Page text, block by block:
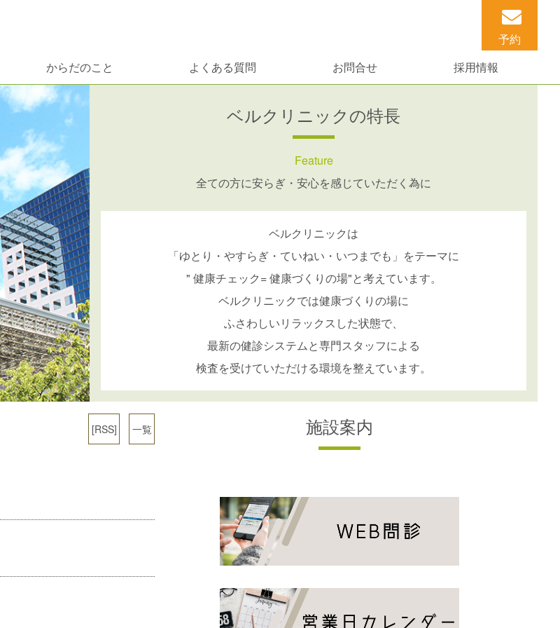
予約
からだのこと よくある質問 お問合せ 採用情報
ベルクリニックの特長
Feature
全ての方に安らぎ・安心を感じていただく為に
ベルクリニックは
「ゆとり・やすらぎ・ていねい・いつまでも」をテーマに
" 健康チェック= 健康づくりの場"と考えています。
ベルクリニックでは健康づくりの場に
ふさわしいリラックスした状態で、
最新の健診システムと専門スタッフによる
検査を受けていただける環境を整えています。
[RSS] 一覧 施設案内